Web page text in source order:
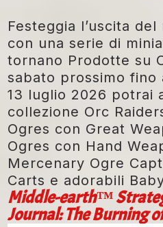
Festeggia l’uscita
con una serie di
tornano Prodotte su
sabato prossimo fino
13 luglio 2026 potrai
collezione Orc
Ogres con Great
Ogres con Hand
Mercenary Ogre
Carts e adorabili
Middle-earth™
Journal: The Burning